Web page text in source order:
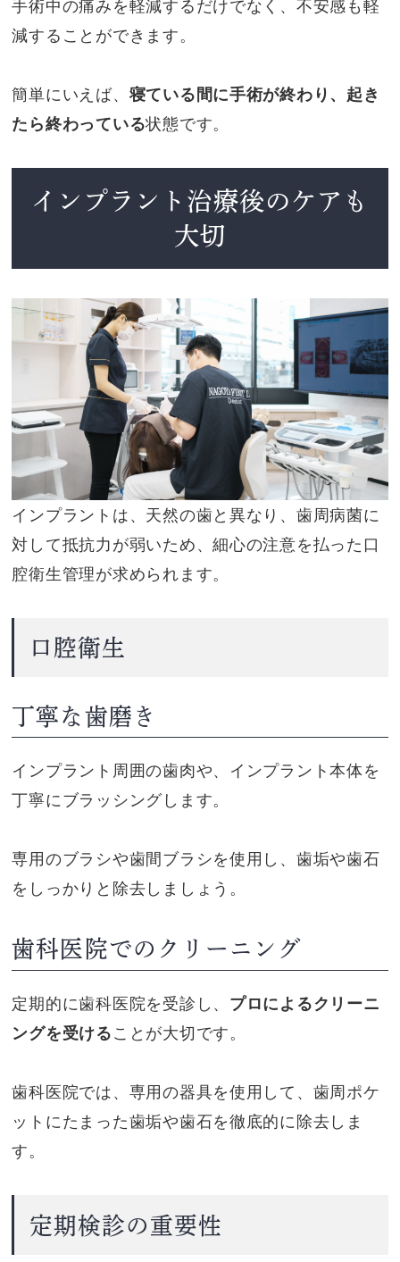
手術中の痛みを軽減するだけでなく、不安感も軽
減することができます。
簡単にいえば、寝ている間に手術が終わり、起き
たら終わっている状態です。
インプラント治療後のケアも
大切
インプラントは、天然の歯と異なり、歯周病菌に
対して抵抗力が弱いため、細心の注意を払った口
腔衛生管理が求められます。
口腔衛生
丁寧な歯磨き
インプラント周囲の歯肉や、インプラント本体を
丁寧にブラッシングします。
専用のブラシや歯間ブラシを使用し、歯垢や歯石
をしっかりと除去しましょう。
歯科医院でのクリーニング
定期的に歯科医院を受診し、 プロによるクリーニ
ングを受けることが大切です。
歯科医院では、専用の器具を使用して、歯周ポケ
ットにたまった歯垢や歯石を徹底的に除去しま
す。
定期検診の重要性